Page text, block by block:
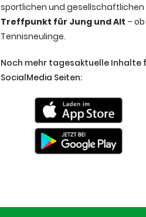
sportlichen und
Treffpunkt für Jung und Alt –
Tennisneulinge.
Noch mehr tagesaktuelle Inhalte
SocialMedia Seiten: